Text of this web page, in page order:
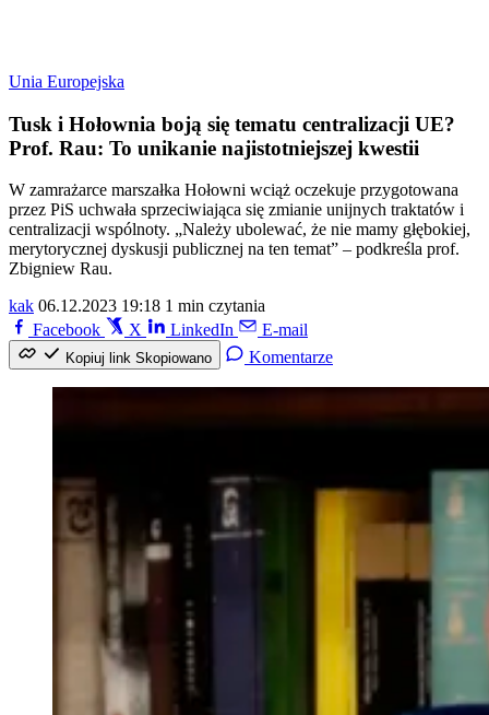
Unia Europejska
Tusk i Hołownia boją się tematu centralizacji UE?
Prof. Rau: To unikanie najistotniejszej kwestii
W zamrażarce marszałka Hołowni wciąż oczekuje przygotowana
przez PiS uchwała sprzeciwiająca się zmianie unijnych traktatów i
centralizacji wspólnoty. „Należy ubolewać, że nie mamy głębokiej,
merytorycznej dyskusji publicznej na ten temat” – podkreśla prof.
Zbigniew Rau.
kak 06.12.2023 19:18 1 min czytania
Facebook
X LinkedIn E-mail
Kopiuj link Skopiowano Komentarze